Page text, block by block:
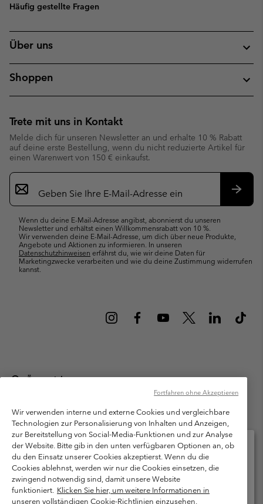
Häufig gestellte Fragen
Über uns
Shoppen
Trete mit uns in Kontakt
Melde dich für unseren Newsletter an und erhalte 10 % Rabatt
auf deine erste Bestellung, wenn du nicht reduzierte Artikel für
einen Warenwert von 150 € einkaufst.
Newsletter-
Anmeldung
Wenn du deine E-Mail-Adresse angibst, abonnierst du unseren
Newsletter und erhältst einen Willkommensrabatt von 10 %.
Wir verwenden deine E-Mail-Adresse, um dich über neue Produkte,
Angebote und Aktionen zu informieren. In unseren
Datenschutzhinweisen erfährst du, wie wir deine Daten für
Marketingzwecke verarbeiten und wie du deine Zustimmung widerrufen
kannst.
Österreich
Columbia Sportswear Austria GmbH. Moosfeldstraße 1, 5101
Bergheim, Salzburg Österreich. Alle Rechte vorbehalten.
Nutzungsbedingungen
Allgemeine Verkaufsbedingungen
Garantie
Datenschutzerklärung
Bestimmungen und Bedingungen des Mitglieder Programms
Nutzungsbedingungen Für Nutzergenerierte Inhalte
Cookies
Wir verwenden interne und externe Cookies und vergleichbare
Technologien zur Personalisierung von Inhalten und Anzeigen,
zur Bereitstellung von Social-Media-Funktionen und zur Analyse
der Website. Bitte gib in den unten verfügbaren Optionen an, ob
du den Einsatz unserer Cookies akzeptierst. Wenn du die
Cookies ablehnst, werden wir nur die Cookies einsetzen, die
zwingend notwendig sind, damit unsere Website
funktioniert. Klicken Sie hier, um weitere Informationen in
unseren vollständigen Cookie-Richtlinien einzusehen.
Fortfahren ohne Akzeptieren
Bitte wählen Sie Ihr Lieferland und Ihre Sprache
Online-Einkauf verfügbar